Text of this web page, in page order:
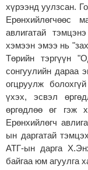
хүрээнд уулзсан.
Ерөнхийлөгчөөс
авлигатай
хэмээн эмээ нь
Төрийн тэргүүн
сонгуулийн дараа
огцруулж
үхэх, эсвэл
өргөдлөө өг гэж
Ерөнхийлөгч
ын даргатай
АТГ-ын дарга
байгаа юм агуулга